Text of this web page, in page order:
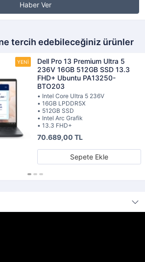
Haber Ver
tercih edebileceğiniz ürünler
Dell Pro 13 Premium Ultra 5
236V 16GB 512GB SSD 13.3
FHD+ Ubuntu PA13250-
BTO203
• Intel Core Ultra 5 236V
• 16GB LPDDR5X
• 512GB SSD
• Intel Arc Grafik
• 13.3 FHD+
70.689,00 TL
Sepete Ekle